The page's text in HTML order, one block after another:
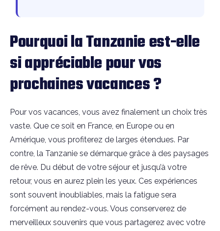
Pourquoi la Tanzanie est-elle
si appréciable pour vos
prochaines vacances ?
Pour vos vacances, vous avez finalement un choix très
vaste. Que ce soit en France, en Europe ou en
Amérique, vous profiterez de larges étendues. Par
contre, la Tanzanie se démarque grâce à des paysages
de rêve. Du début de votre séjour et jusqu’à votre
retour, vous en aurez plein les yeux. Ces expériences
sont souvent inoubliables, mais la fatigue sera
forcément au rendez-vous. Vous conserverez de
merveilleux souvenirs que vous partagerez avec votre